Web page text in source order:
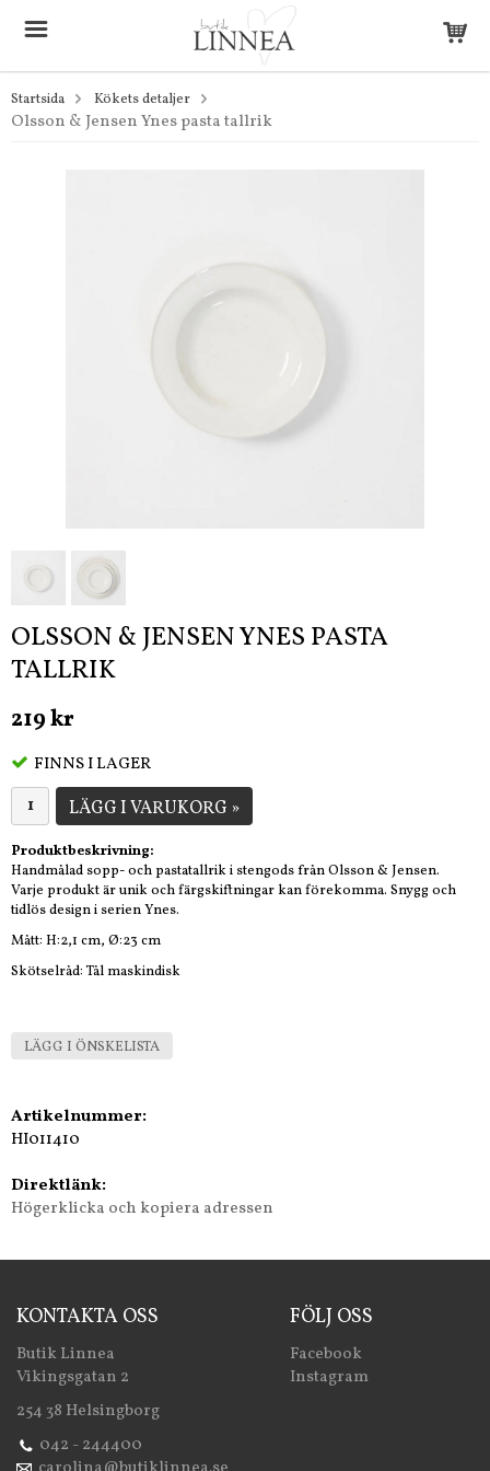
Startsida Kökets detaljer
Olsson & Jensen Ynes pasta tallrik
OLSSON & JENSEN YNES PASTA
TALLRIK
219 kr
FINNS I LAGER
LÄGG I VARUKORG »
Produktbeskrivning:
Handmålad sopp- och pastatallrik i stengods från Olsson & Jensen.
Varje produkt är unik och färgskiftningar kan förekomma. Snygg och
tidlös design i serien Ynes.
Mått: H:2,1 cm, Ø:23 cm
Skötselråd: Tål maskindisk
LÄGG I ÖNSKELISTA
Artikelnummer:
HI011410
Direktlänk:
Högerklicka och kopiera adressen
KONTAKTA OSS
Butik Linnea
Vikingsgatan 2
254 38 Helsingborg
042 - 244400
FÖLJ OSS
Facebook
Instagram